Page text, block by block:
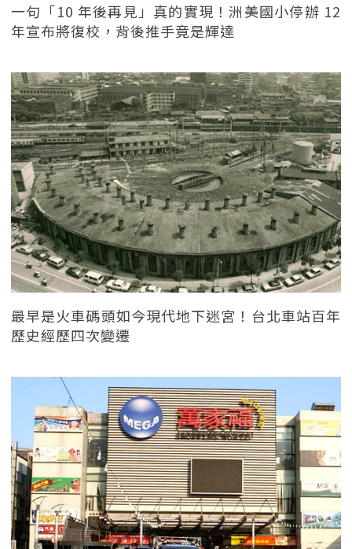
一句「10 年後再見」真的實現！洲美國小停辦 12
年宣布將復校，背後推手竟是輝達
最早是火車碼頭如今現代地下迷宮！台北車站百年
歷史經歷四次變遷